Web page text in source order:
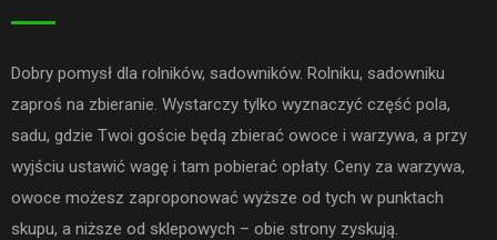
Dobry pomysł dla rolników, sadowników. Rolniku, sadowniku
zaproś na zbieranie. Wystarczy tylko wyznaczyć część pola,
sadu, gdzie Twoi goście będą zbierać owoce i warzywa, a przy
wyjściu ustawić wagę i tam pobierać opłaty. Ceny za warzywa,
owoce możesz zaproponować wyższe od tych w punktach
skupu, a niższe od sklepowych – obie strony zyskują.